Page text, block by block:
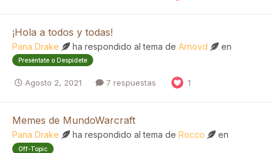
¡Hola a todos y todas!
Pana Drake ha respondido al tema de Arnovd en
Preséntate o Despídete
Agosto 2, 2021 7 respuestas 1
Memes de MundoWarcraft
Pana Drake ha respondido al tema de Rocco en
Off-Topic